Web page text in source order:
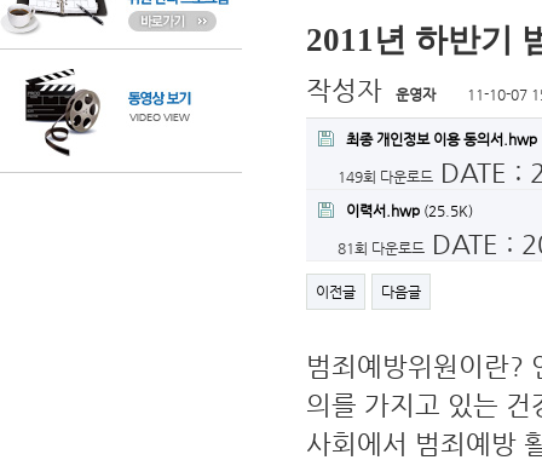
2011년 하반기
작성자 운영자 11-10-07
최종 개인정보 이용 동의서.hwp
149회 다운로드 DATE :
이력서.hwp (25.5K)
81회 다운로드 DATE :
이전글 다음글
범죄예방위원이란?
의를 가지고 있는
사회에서 범죄예방